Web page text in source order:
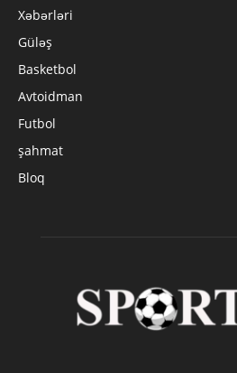
Xəbərləri
Güləş
Basketbol
Avtoidman
Futbol
şahmat
Bloq